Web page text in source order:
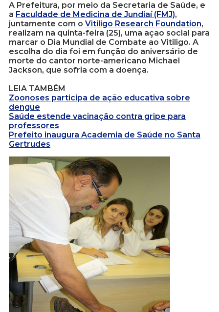
A Prefeitura, por meio da Secretaria de Saúde, e
a Faculdade de Medicina de Jundiaí (FMJ),
juntamente com o Vitiligo Research Foundation,
realizam na quinta-feira (25), uma ação social para
marcar o Dia Mundial de Combate ao Vitiligo. A
escolha do dia foi em função do aniversário de
morte do cantor norte-americano Michael
Jackson, que sofria com a doença.
LEIA TAMBÉM
Zoonoses participa de ação educativa sobre
dengue
Saúde estende vacinação contra gripe para
professores
Prefeito inaugura Academia de Saúde no Santa
Gertrudes